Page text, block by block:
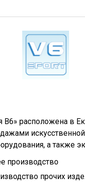
расположена в
а также
производство
прочих